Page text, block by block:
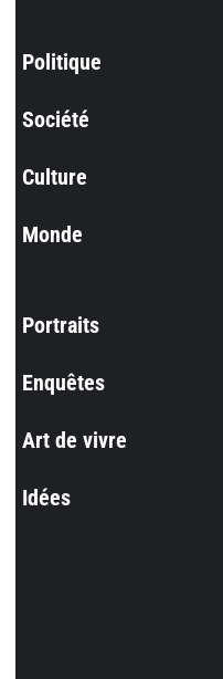
Politique
Société
Culture
Monde
Portraits
Enquêtes
Art de vivre
Idées